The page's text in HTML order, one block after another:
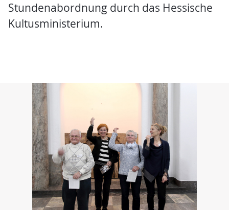
Stundenabordnung durch das Hessische
Kultusministerium.